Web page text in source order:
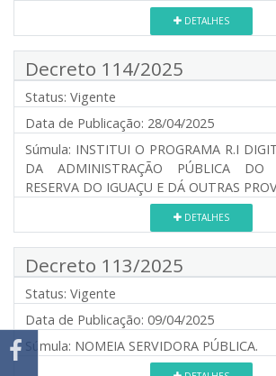
DETALHES
Decreto 114/2025
Status: Vigente
Data de Publicação: 28/04/2025
Súmula: INSTITUI O PROGRAMA R.I
DA ADMINISTRAÇÃO PÚBLICA DO
RESERVA DO IGUAÇU E DÁ OUTRAS
DETALHES
Decreto 113/2025
Status: Vigente
Data de Publicação: 09/04/2025
Súmula: NOMEIA SERVIDORA PÚBLICA.